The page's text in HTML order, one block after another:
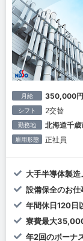
月給 350,000円
シフト 2交替
勤務地 北海道千
雇用形態 正社員
大手半導体製
設備保全のお仕
年間休日120日
寮費最大
年2回のボーナ